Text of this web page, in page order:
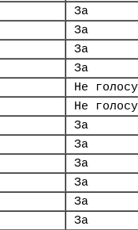
За
За
За
За
Не
Не
За
За
За
За
За
За